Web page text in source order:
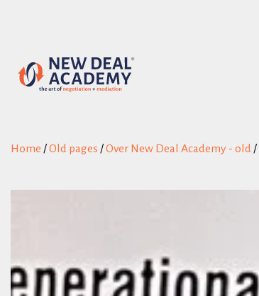
Home /Old pages /Over New Deal Academy - old/